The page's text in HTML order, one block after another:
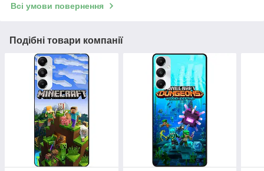
Всі умови повернення
Подібні товари компанії